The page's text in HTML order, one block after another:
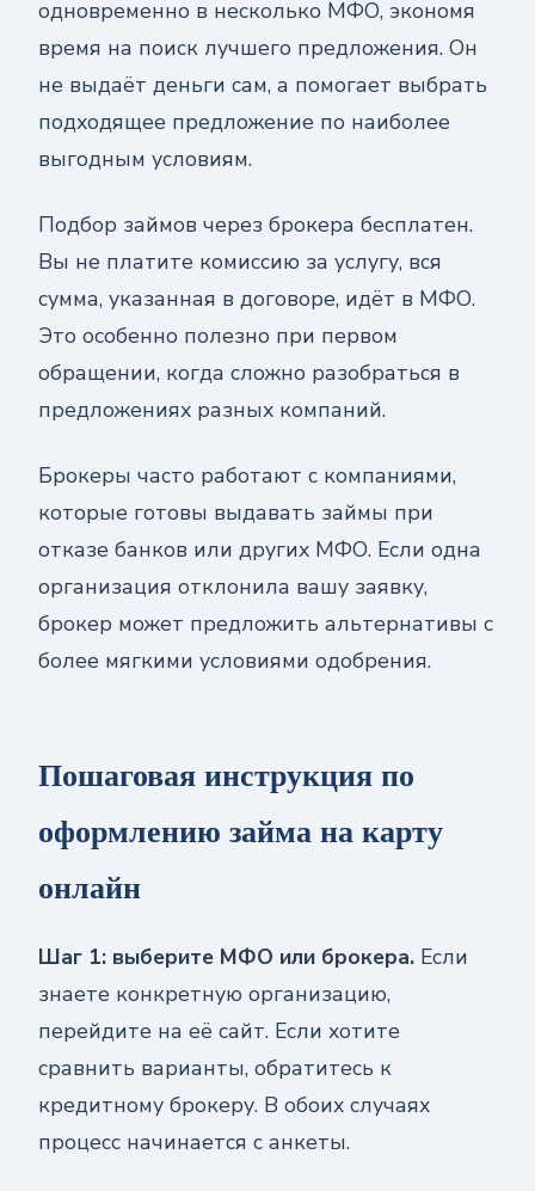
одновременно в несколько МФО, экономя
время на поиск лучшего предложения. Он
не выдаёт деньги сам, а помогает выбрать
подходящее предложение по наиболее
выгодным условиям.
Подбор займов через брокера бесплатен.
Вы не платите комиссию за услугу, вся
сумма, указанная в договоре, идёт в МФО.
Это особенно полезно при первом
обращении, когда сложно разобраться в
предложениях разных компаний.
Брокеры часто работают с компаниями,
которые готовы выдавать займы при
отказе банков или других МФО. Если одна
организация отклонила вашу заявку,
брокер может предложить альтернативы с
более мягкими условиями одобрения.
Пошаговая инструкция по
оформлению займа на карту
онлайн
Шаг 1: выберите МФО или брокера. Если
знаете конкретную организацию,
перейдите на её сайт. Если хотите
сравнить варианты, обратитесь к
кредитному брокеру. В обоих случаях
процесс начинается с анкеты.